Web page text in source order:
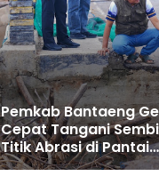
Pemkab Bantaeng
Cepat Tangani
Titik Abrasi di Pantai
Seruni